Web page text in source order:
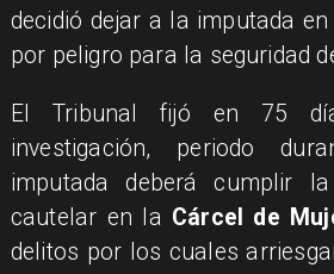
decidió dejar a la imputada
por peligro para la seguridad
El Tribunal fijó en 75
investigación, periodo
imputada deberá cumplir
cautelar en la Cárcel de
delitos por los cuales